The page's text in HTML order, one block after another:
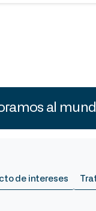
al
de intereses